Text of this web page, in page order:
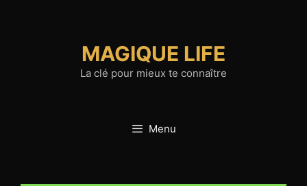
MAGIQUE LIFE
La clé pour mieux te connaître
Menu